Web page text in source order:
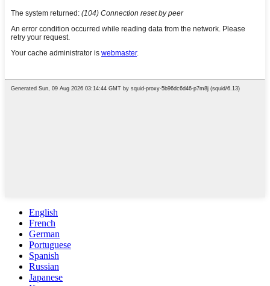
English
French
German
Portuguese
Spanish
Russian
Japanese